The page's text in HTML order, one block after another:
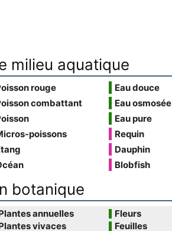
milieu aquatique
rouge
combattant
poissons
Eau douce
Eau osmosée
Eau pure
Requin
Dauphin
Blobfish
botanique
annuelles
vivaces
Fleurs
Feuilles